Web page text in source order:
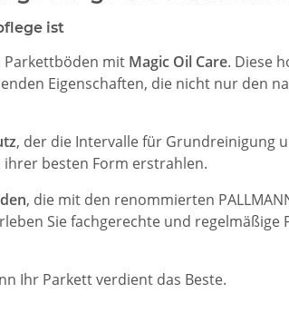
ist
Parkettböden mit Magic Oil Care. Diese
Eigenschaften, die nicht nur den
, der die Intervalle für Grundreinigung
besten Form erstrahlen.
, die mit den renommierten
Sie fachgerechte und
Ihr Parkett verdient das Beste.